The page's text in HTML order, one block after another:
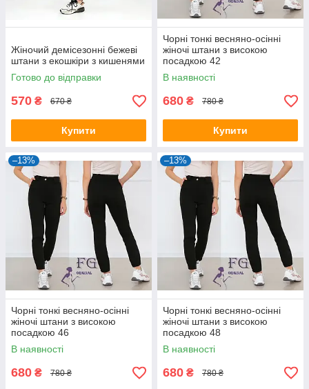
Жіночий демісезонні бежеві
штани з екошкіри з кишенями
Готово до відправки
570 ₴ 670 ₴
Купити
Чорні тонкі весняно-осінні
жіночі штани з високою
посадкою 42
В наявності
680 ₴ 780 ₴
Купити
–13%
Чорні тонкі весняно-осінні
жіночі штани з високою
посадкою 46
В наявності
680 ₴ 780 ₴
–13%
Чорні тонкі весняно-осінні
жіночі штани з високою
посадкою 48
В наявності
680 ₴ 780 ₴